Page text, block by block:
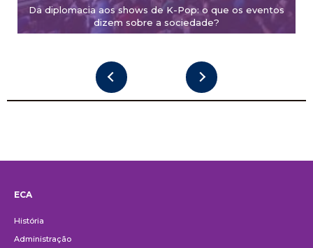
Da diplomacia aos shows de K-Pop: o que os eventos
dizem sobre a sociedade?
ECA
História
Administração